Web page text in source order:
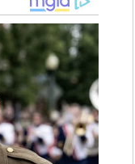
Tinggi